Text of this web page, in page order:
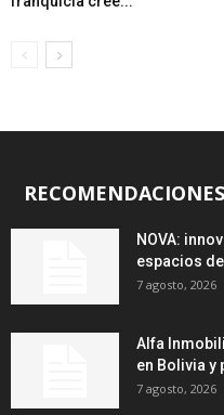
NOVA:
espacios
7 agosto, 2026
Alfa
en Bolivia y
7 agosto, 2026